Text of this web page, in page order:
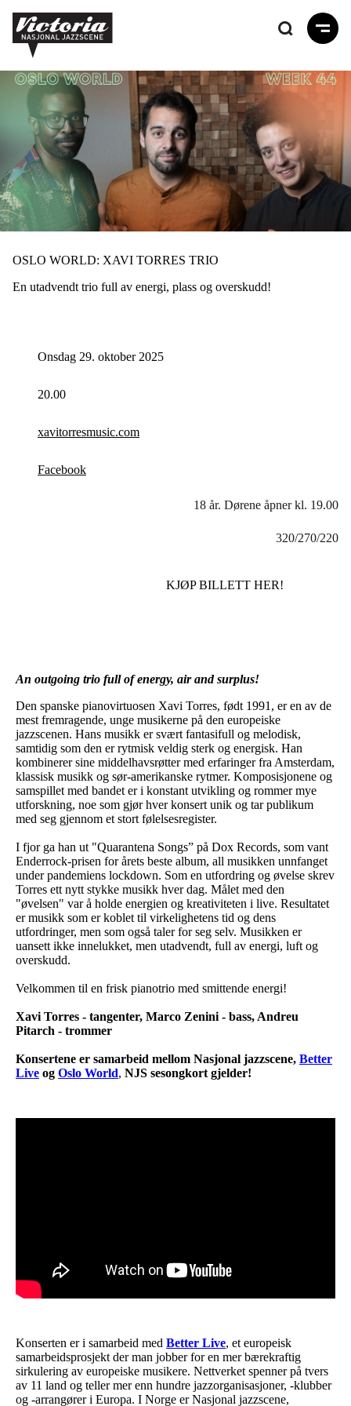
hovedinnhold
OSLO WORLD: XAVI TORRES TRIO
En utadvendt trio full av energi, plass og overskudd!
Onsdag 29. oktober 2025
20.00
xavitorresmusic.com
Facebook
18 år. Dørene åpner kl. 19.00
320/270/220
KJØP BILLETT HER!
An outgoing trio full of energy, air and surplus!
Den spanske pianovirtuosen Xavi Torres, født 1991, er en av de
mest fremragende, unge musikerne på den europeiske
jazzscenen. Hans musikk er svært fantasifull og melodisk,
samtidig som den er rytmisk veldig sterk og energisk. Han
kombinerer sine middelhavsrøtter med erfaringer fra Amsterdam,
klassisk musikk og sør-amerikanske rytmer. Komposisjonene og
samspillet med bandet er i konstant utvikling og rommer mye
utforskning, noe som gjør hver konsert unik og tar publikum
med seg gjennom et stort følelsesregister.
I fjor ga han ut "Quarantena Songs” på Dox Records, som vant
Enderrock-prisen for årets beste album, all musikken unnfanget
under pandemiens lockdown. Som en utfordring og øvelse skrev
Torres ett nytt stykke musikk hver dag. Målet med den
"øvelsen" var å holde energien og kreativiteten i live. Resultatet
er musikk som er koblet til virkelighetens tid og dens
utfordringer, men som også taler for seg selv. Musikken er
uansett ikke innelukket, men utadvendt, full av energi, luft og
overskudd.
Velkommen til en frisk pianotrio med smittende energi!
Xavi Torres - tangenter, Marco Zenini - bass, Andreu
Pitarch - trommer
Konsertene er samarbeid mellom Nasjonal jazzscene, Better
Live og Oslo World, NJS sesongkort gjelder!
Konserten er i samarbeid med Better Live, et europeisk
samarbeidsprosjekt der man jobber for en mer bærekraftig
sirkulering av europeiske musikere. Nettverket spenner på tvers
av 11 land og teller mer enn hundre jazzorganisasjoner, -klubber
og -arrangører i Europa. I Norge er Nasjonal jazzscene,